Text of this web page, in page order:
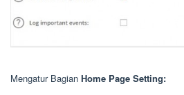
Mengatur Bagian Home Page Setting: